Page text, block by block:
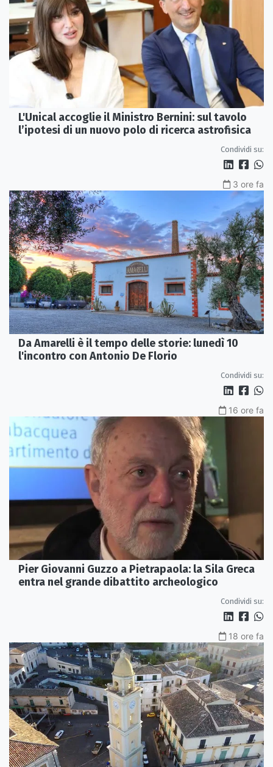
L'Unical accoglie il Ministro Bernini: sul tavolo
l’ipotesi di un nuovo polo di ricerca astrofisica
Condividi su:
3 ore fa
Da Amarelli è il tempo delle storie: lunedì 10
l'incontro con Antonio De Florio
Condividi su:
16 ore fa
Pier Giovanni Guzzo a Pietrapaola: la Sila Greca
entra nel grande dibattito archeologico
Condividi su:
18 ore fa